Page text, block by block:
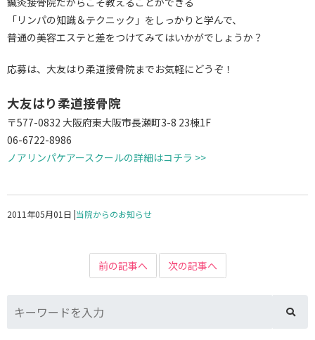
「リンパの知識＆テクニック」をしっかりと学んで、
普通の美容エステと差をつけてみてはいかがでしょうか？
応募は、大友はり柔道接骨院までお気軽にどうぞ！
大友はり柔道接骨院
〒577-0832 大阪府東大阪市長瀬町3-8 23棟1F
06-6722-8986
ノアリンパケアースクールの詳細はコチラ >>
2011年05月01日 |当院からのお知らせ
前の記事へ 次の記事へ